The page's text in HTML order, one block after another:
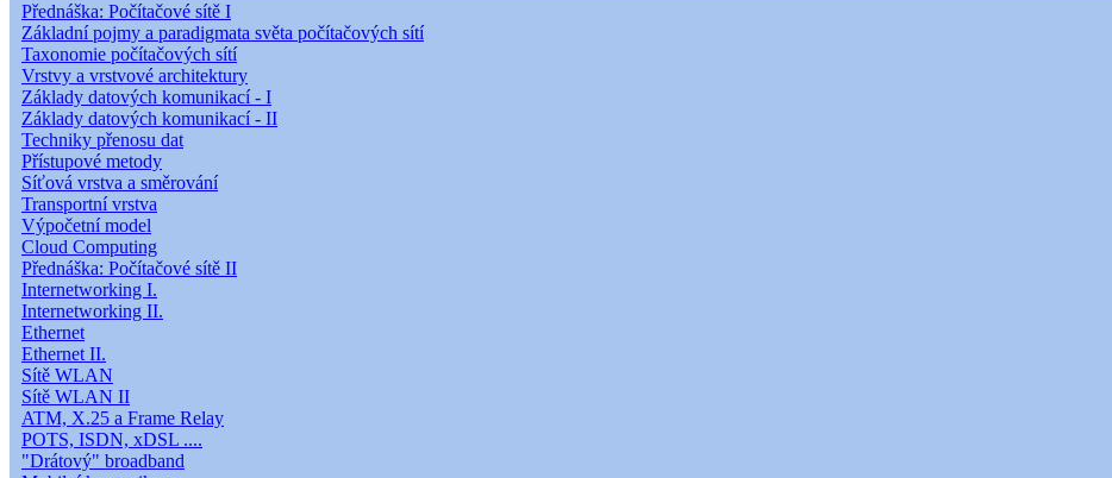
Přednáška: Počítačové sítě I
Základní pojmy a paradigmata světa počítačových sítí
Taxonomie počítačových sítí
Vrstvy a vrstvové architektury
Základy datových komunikací - I
Základy datových komunikací - II
Techniky přenosu dat
Přístupové metody
Síťová vrstva a směrování
Transportní vrstva
Výpočetní model
Cloud Computing
Přednáška: Počítačové sítě II
Internetworking I.
Internetworking II.
Ethernet
Ethernet II.
Sítě WLAN
Sítě WLAN II
ATM, X.25 a Frame Relay
POTS, ISDN, xDSL ....
"Drátový" broadband